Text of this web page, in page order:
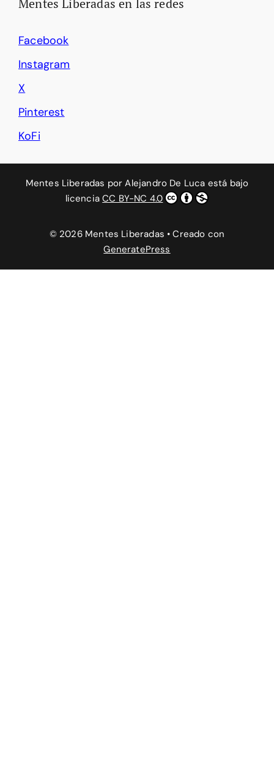
Mentes Liberadas en las redes
Facebook
Instagram
X
Pinterest
KoFi
Mentes Liberadas porAlejandro De Luca está bajo
licenciaCC BY-NC 4.0
© 2026 Mentes Liberadas • Creado con
GeneratePress